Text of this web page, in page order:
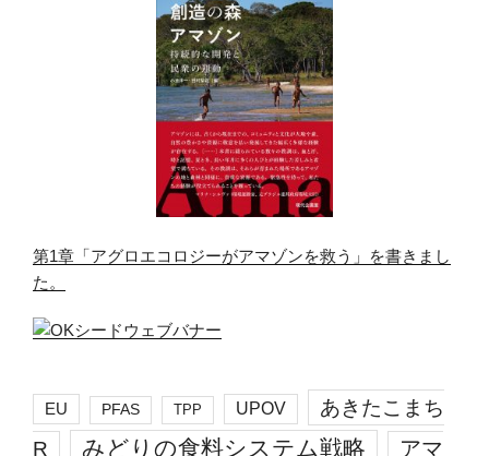
第1章「アグロエコロジーがアマゾンを救う」を書きまし
た。
EU PFAS TPP UPOV
あきたこまち
R
みどりの食料システム戦略 アマ